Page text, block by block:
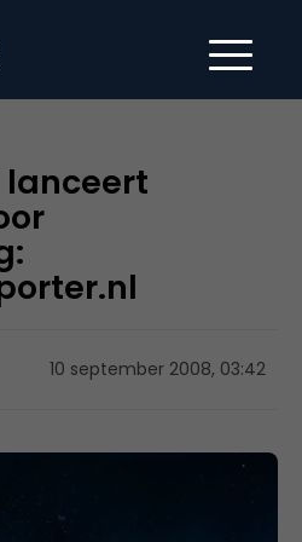
10 september 2008, 03:42